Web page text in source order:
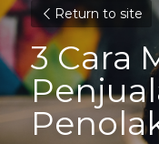
Return to site
3 Cara